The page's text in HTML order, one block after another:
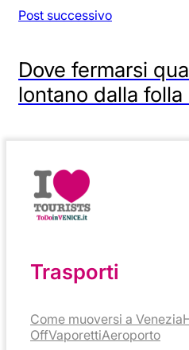
Post successivo
Dove fermarsi
lontano dalla folla
Trasporti
Come muoversi a Venezia
OffVaporettiAeroporto